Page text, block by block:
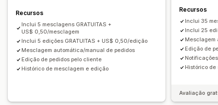
Recursos
Inclui 5 mesclagens GRATUITAS +
US$ 0,50/mesclagem
Inclui 5 edições GRATUITAS + US$ 0,50/edição
Mesclagem automática/manual de pedidos
Edição de pedidos pelo cliente
Histórico de mesclagem e edição
Recursos
Inclui 35
Inclui 25
Mesclagem
Edição de
Histórico
Avaliação